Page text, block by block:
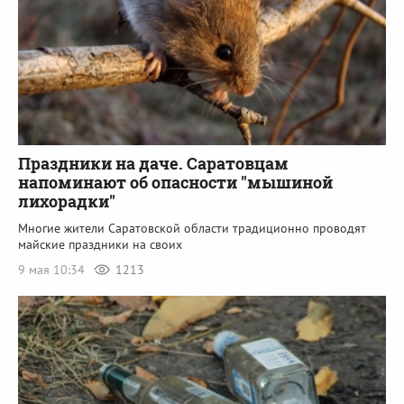
Праздники на даче. Саратовцам
напоминают об опасности "мышиной
лихорадки"
Многие жители Саратовской области традиционно проводят
майские праздники на своих
9 мая 10:34
1213